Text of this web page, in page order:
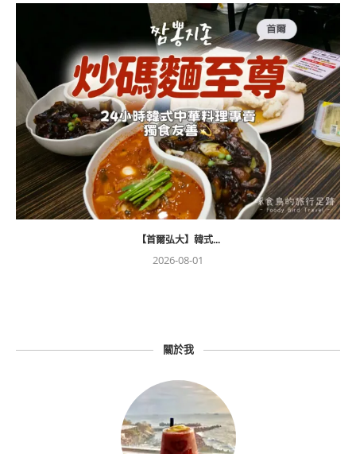
【首爾弘大】韓式...
2026-08-01
關於我